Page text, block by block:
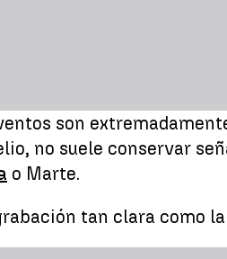
son
no suele conservar
o Marte.
tan clara como